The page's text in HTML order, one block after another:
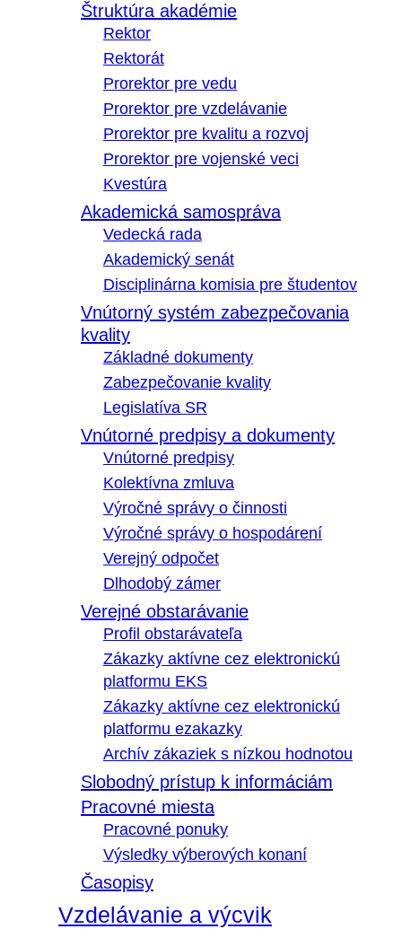
Štruktúra akadémie
Rektor
Rektorát
Prorektor pre vedu
Prorektor pre vzdelávanie
Prorektor pre kvalitu a rozvoj
Prorektor pre vojenské veci
Kvestúra
Akademická samospráva
Vedecká rada
Akademický senát
Disciplinárna komisia pre študentov
Vnútorný systém zabezpečovania
kvality
Základné dokumenty
Zabezpečovanie kvality
Legislatíva SR
Vnútorné predpisy a dokumenty
Vnútorné predpisy
Kolektívna zmluva
Výročné správy o činnosti
Výročné správy o hospodárení
Verejný odpočet
Dlhodobý zámer
Verejné obstarávanie
Profil obstarávateľa
Zákazky aktívne cez elektronickú
platformu EKS
Zákazky aktívne cez elektronickú
platformu ezakazky
Archív zákaziek s nízkou hodnotou
Slobodný prístup k informáciám
Pracovné miesta
Pracovné ponuky
Výsledky výberových konaní
Časopisy
Vzdelávanie a výcvik